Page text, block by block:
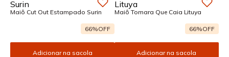
Maiô Cut Out Estampado Surin
66%OFF
Adicionar na sacola
Maiô Tomara Que Caia Lituya
66%OFF
Adicionar na sacola